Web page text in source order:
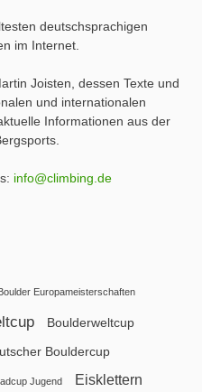
deutschsprachigen
im Internet.
Joisten, dessen Texte und
und internationalen
Informationen aus der
info@climbing.de
Europameisterschaften
Boulderweltcup
Bouldercup
Jugend Eisklettern